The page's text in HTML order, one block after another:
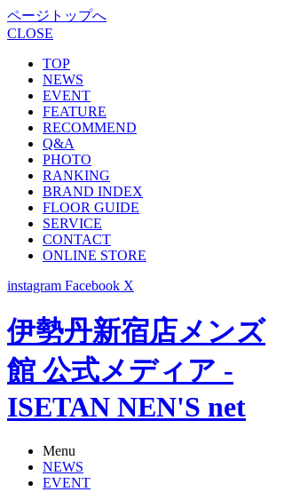
ページトップへ
CLOSE
TOP
NEWS
EVENT
FEATURE
RECOMMEND
Q&A
PHOTO
RANKING
BRAND INDEX
FLOOR GUIDE
SERVICE
CONTACT
ONLINE STORE
instagram Facebook X
伊勢丹新宿店メンズ
館 公式メディア -
ISETAN NEN'S net
Menu
NEWS
EVENT